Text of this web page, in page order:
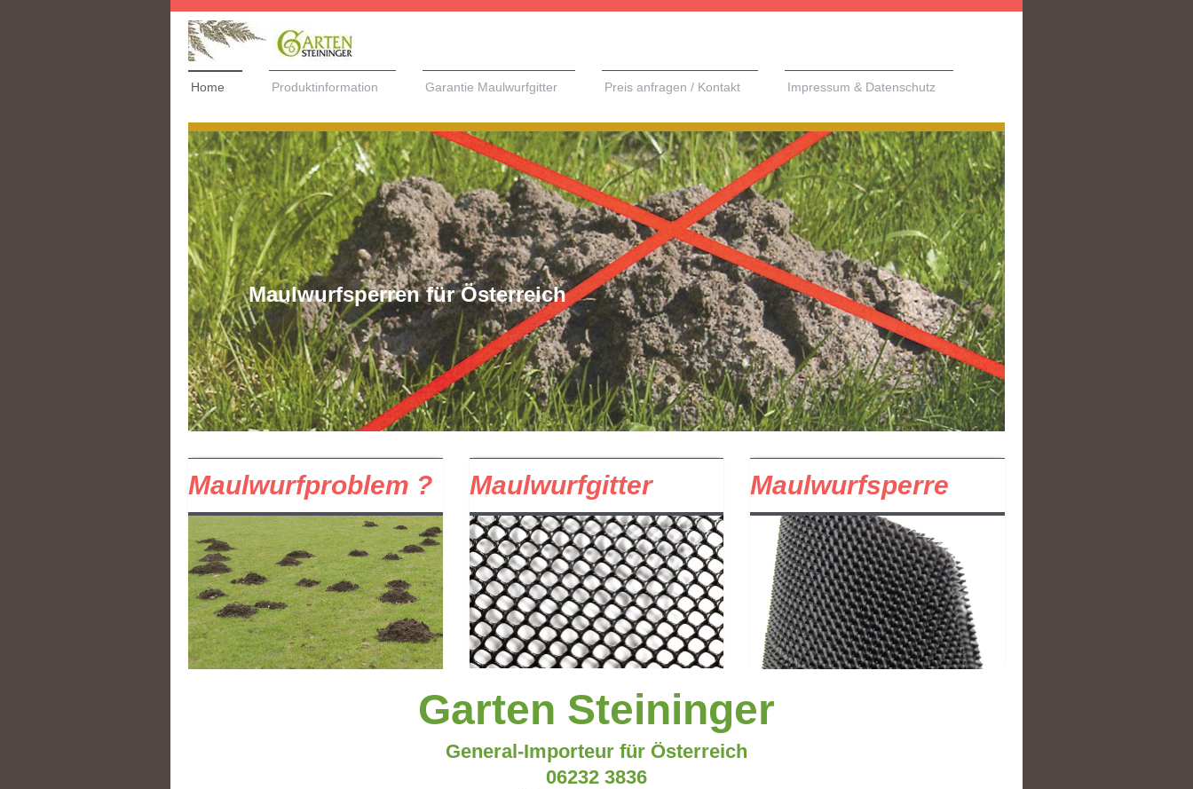
Home Produktinformation Garantie Maulwurfgitter Preis anfragen / Kontakt Impressum & Datenschutz
Maulwurfsperren für Österreich
Maulwurfproblem ? Maulwurfgitter Maulwurfsperre
Garten Steininger
General-Importeur für Österreich
06232 3836